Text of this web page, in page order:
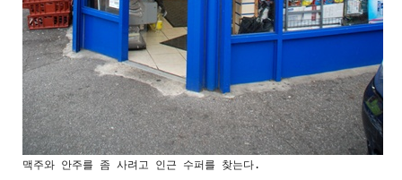
맥주와 안주를 좀 사려고 인근 수퍼를 찾는다.